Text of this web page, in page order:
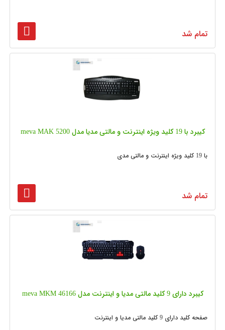
تمام شد
کیبرد با 19 کلید ویژه اینترنت و مالتی مدیا مدل meva MAK 5200
با 19 کلید ویژه اینترنت و مالتی مدی
تمام شد
کیبرد دارای 9 کلید مالتی مدیا و اینترنت مدل meva MKM 46166
صفحه کلید دارای 9 کلید مالتی مدیا و اینترنت